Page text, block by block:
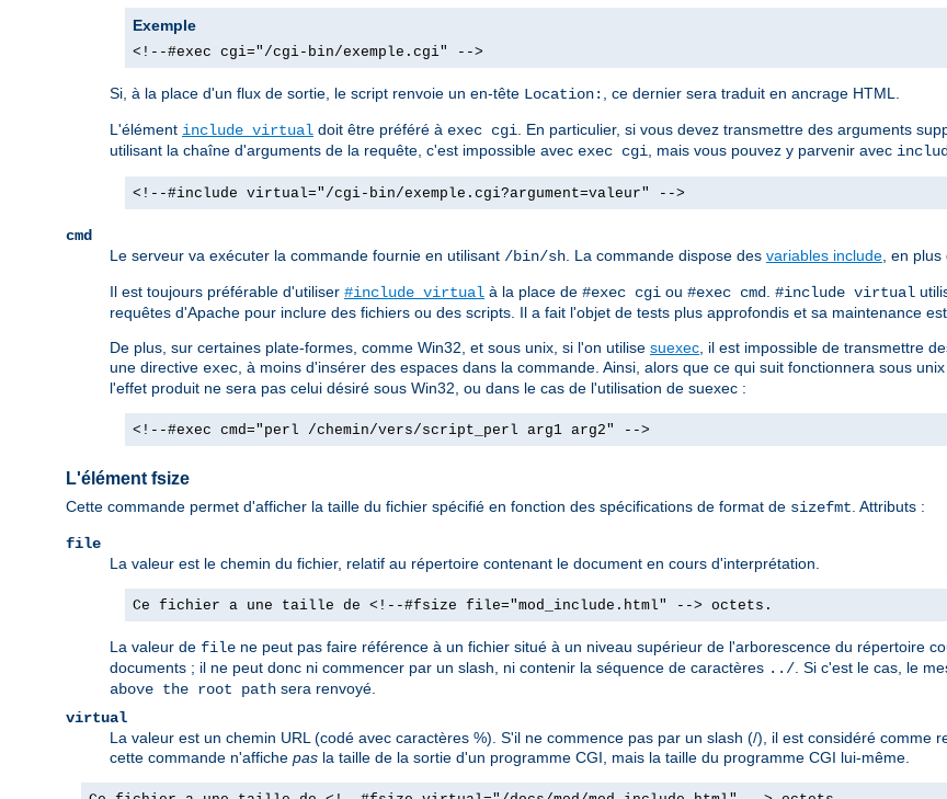
Exemple
<!--#exec cgi="/cgi-bin/exemple.cgi" -->
Si, à la place d'un flux de sortie, le script renvoie un en-tête Location: , ce dernier sera traduit en ancrage HTML.
L'élément include virtual doit être préféré à exec cgi. En particulier, si vous devez transmettre des arguments
utilisant la chaîne d'arguments de la requête, c'est impossible avec exec cgi, mais vous pouvez y parvenir avec
<!--#include virtual="/cgi-bin/exemple.cgi?argument=valeur" -->
cmd
Le serveur va exécuter la commande fournie en utilisant /bin/sh. La commande dispose des variables include, en plus
Il est toujours préférable d'utiliser #include virtual à la place de #exec cgi ou #exec cmd. #include virtual
requêtes d'Apache pour inclure des fichiers ou des scripts. Il a fait l'objet de tests plus approfondis et sa maintenance
De plus, sur certaines plate-formes, comme Win32, et sous unix, si l'on utilise suexec, il est impossible de transmettre
une directive exec, à moins d'insérer des espaces dans la commande. Ainsi, alors que ce qui suit fonctionnera sous
l'effet produit ne sera pas celui désiré sous Win32, ou dans le cas de l'utilisation de suexec :
<!--#exec cmd="perl /chemin/vers/script_perl arg1 arg2" -->
L'élément fsize
Cette commande permet d'afficher la taille du fichier spécifié en fonction des spécifications de format de sizefmt . Attributs :
file
La valeur est le chemin du fichier, relatif au répertoire contenant le document en cours d'interprétation.
Ce fichier a une taille de <!--#fsize file="mod_include.html" --> octets.
La valeur de file ne peut pas faire référence à un fichier situé à un niveau supérieur de l'arborescence du répertoire
documents ; il ne peut donc ni commencer par un slash, ni contenir la séquence de caractères ../ . Si c'est le cas, le
above the root path sera renvoyé.
virtual
La valeur est un chemin URL (codé avec caractères %). S'il ne commence pas par un slash (/), il est considéré comme
cette commande n'affiche pas la taille de la sortie d'un programme CGI, mais la taille du programme CGI lui-même.